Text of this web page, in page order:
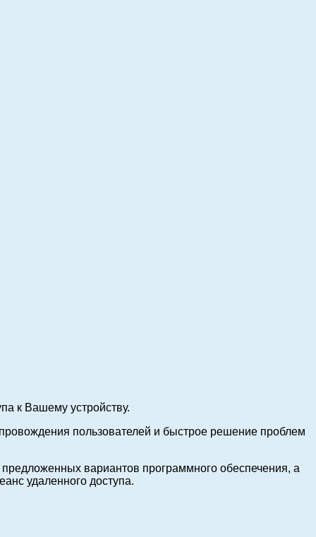
к Вашему устройству.
пользователей и быстрое решение проблем
вариантов программного обеспечения, а
удаленного доступа.